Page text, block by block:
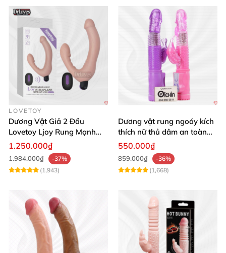
LOVETOY
Dương Vật Giả 2 Đầu
Lovetoy Ljoy Rung Mạnh
ĐKTX Hút Sâu
1.250.000₫
1.984.000₫
-37%
(1,943)
Dương vật rung ngoáy kích
thích nữ thủ dâm an toàn
cao cấp
550.000₫
859.000₫
-36%
(1,668)